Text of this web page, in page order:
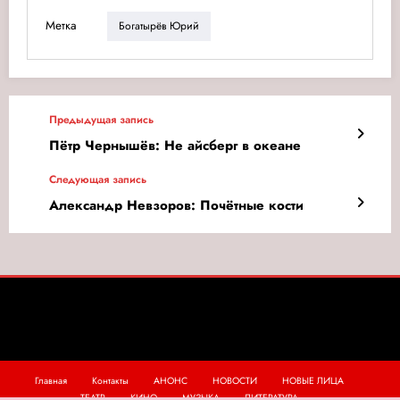
Метка Богатырёв Юрий
Предыдущая запись
Пётр Чернышёв: Не айсберг в океане
Следующая запись
Александр Невзоров: Почётные кости
Главная Контакты АНОНС НОВОСТИ
НОВЫЕ ЛИЦА